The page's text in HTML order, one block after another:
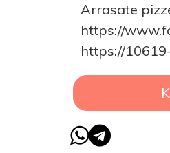
Arrasate
https://
https://